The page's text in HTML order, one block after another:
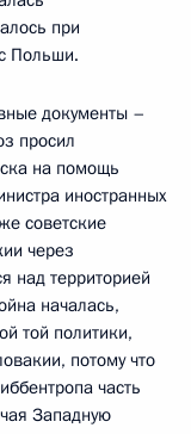
при
Польши.
документы –
просил
на помощь
иностранных
советские
через
над территорией
началась,
той политики,
потому что
часть
Западную